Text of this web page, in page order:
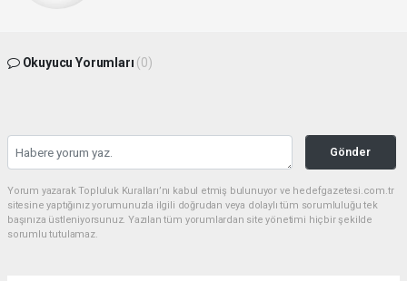
Okuyucu Yorumları (0)
Gönder
Yorum yazarak Topluluk Kuralları’nı kabul etmiş bulunuyor ve hedefgazetesi.com.tr
sitesine yaptığınız yorumunuzla ilgili doğrudan veya dolaylı tüm sorumluluğu tek
başınıza üstleniyorsunuz. Yazılan tüm yorumlardan site yönetimi hiçbir şekilde
sorumlu tutulamaz.